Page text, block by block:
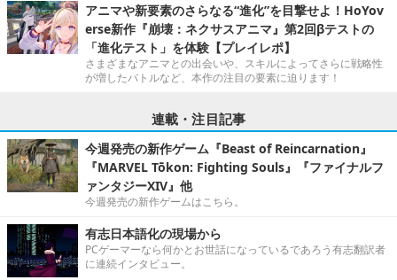
アニマや新要素のさらなる“進化”を目撃せよ！HoYov
erse新作『崩壊：ネクサスアニマ』第2回βテストの
「進化テスト」を体験【プレイレポ】
さまざまなアニマとの出会いや、スキルによってさらに戦略性
が増したバトルなど、本作の注目の要素に迫ります！
連載・注目記事
今週発売の新作ゲーム『Beast of Reincarnation』
『MARVEL Tōkon: Fighting Souls』『ファイナルフ
ァンタジーXIV』他
今週発売の新作ゲームはこちら。
有志日本語化の現場から
PCゲーマーなら何かとお世話になっているであろう有志翻訳者
に連続インタビュー。